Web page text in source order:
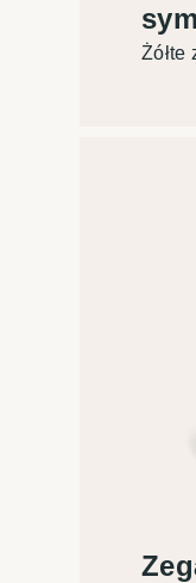
Żółte